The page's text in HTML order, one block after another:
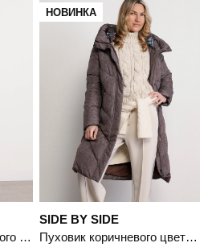
Пуховик светло-бежевого цвета с капюшоном
НОВИНКА
SIDE BY SIDE
Пуховик коричневого цвета с двойным капюшоном